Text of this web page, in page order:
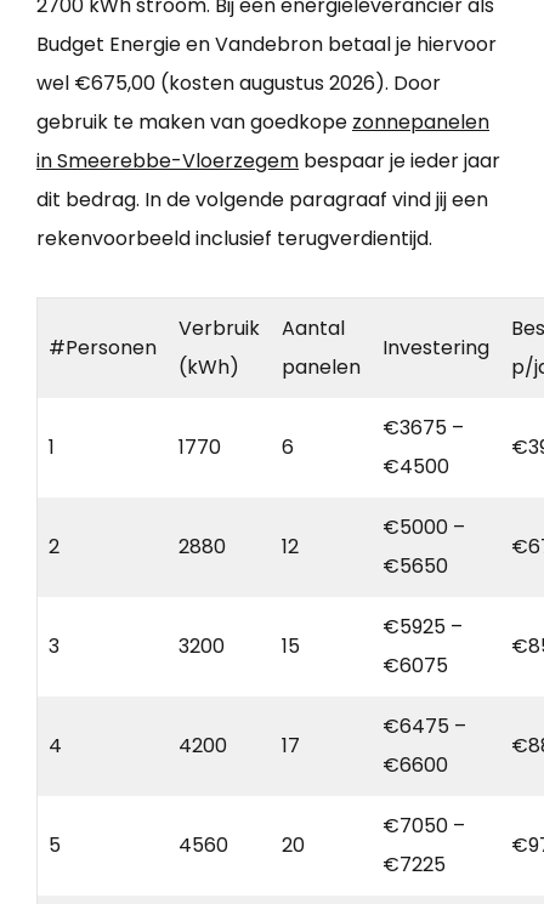
Budget Energie en Vandebron betaal je hiervoor
wel €675,00 (kosten augustus 2026). Door
gebruik te maken van goedkope zonnepanelen
in Smeerebbe-Vloerzegem bespaar je ieder jaar
dit bedrag. In de volgende paragraaf vind jij een
rekenvoorbeeld inclusief terugverdientijd.
#Personen
Verbruik
(kWh)
Aantal
panelen
Investering
p/
1 1770 6
€3675 –
€4500
2 2880 12
€5000 –
€5650
3 3200 15
€5925 –
€6075
4 4200 17
€6475 –
€6600
5 4560 20
€7050 –
€7225